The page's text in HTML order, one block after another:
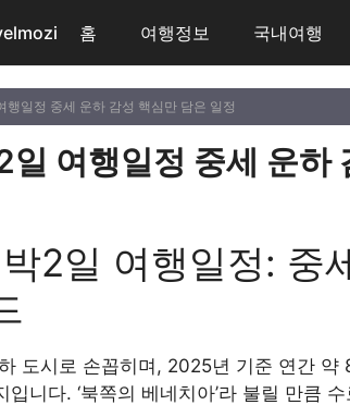
홈 여행정보 국내여행
행일정 중세 운하 감성 핵심만 담은 일정
일 여행일정 중세 운하
2일 여행일정: 중
도시로 손꼽히며, 2025년 기준 연간
니다. ‘북쪽의 베네치아’라 불릴 만큼